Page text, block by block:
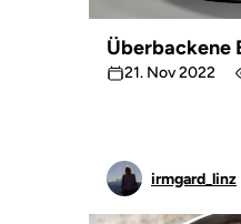
Überbackene
21. Nov 2022
irmgard_linz